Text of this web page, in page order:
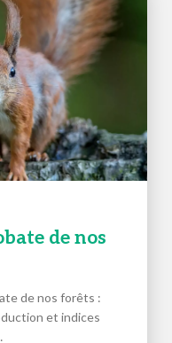
de nos
de nos forêts :
et indices